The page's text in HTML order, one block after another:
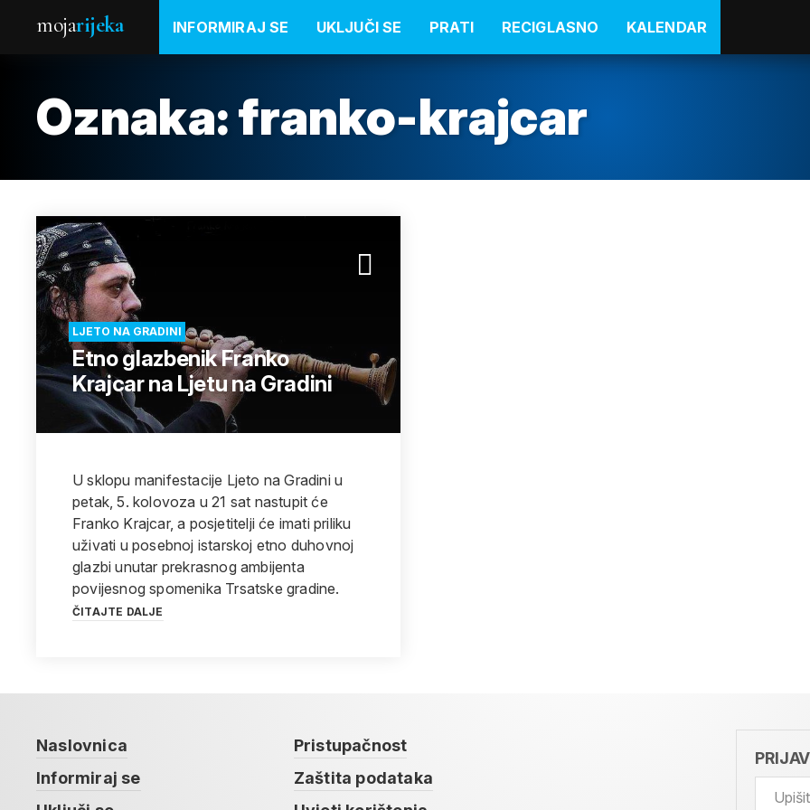
mojarijeka INFORMIRAJ SE UKLJUČI SE PRATI RECIGLASNO KALENDAR
Oznaka:franko-krajcar
LJETO NA GRADINI
Etno glazbenik Franko
Krajcar na Ljetu na Gradini
U sklopu manifestacije Ljeto na Gradini u
petak, 5. kolovoza u 21 sat nastupit će
Franko Krajcar, a posjetitelji će imati priliku
uživati u posebnoj istarskoj etno duhovnoj
glazbi unutar prekrasnog ambijenta
povijesnog spomenika Trsatske gradine.
ČITAJTE DALJE
Naslovnica
Informiraj se
Pristupačnost
Zaštita podataka